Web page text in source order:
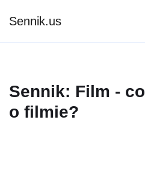
Sennik.us
Sennik: Film -
o filmie?